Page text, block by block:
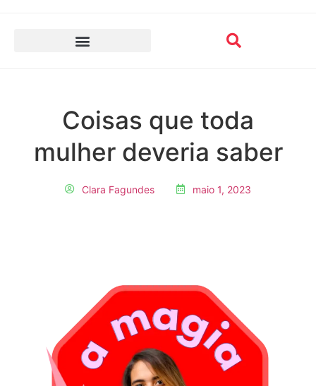
Coisas que toda
mulher deveria saber
Clara Fagundes maio 1, 2023